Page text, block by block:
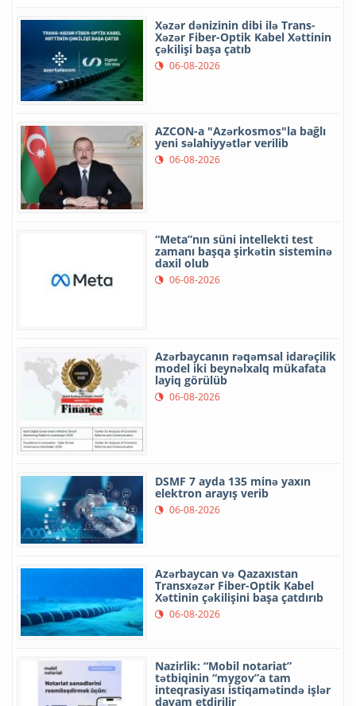
Xəzər dənizinin dibi ilə Trans-
Xəzər Fiber-Optik Kabel Xəttinin
çəkilişi başa çatıb
06-08-2026
AZCON-a "Azərkosmos"la bağlı
yeni səlahiyyətlər verilib
06-08-2026
“Meta”nın süni intellekti test
zamanı başqa şirkətin sisteminə
daxil olub
06-08-2026
Azərbaycanın rəqəmsal idarəçilik
model iki beynəlxalq mükafata
layiq görülüb
06-08-2026
DSMF 7 ayda 135 minə yaxın
elektron arayış verib
06-08-2026
Azərbaycan və Qazaxıstan
Transxəzər Fiber-Optik Kabel
Xəttinin çəkilişini başa çatdırıb
06-08-2026
Nazirlik: “Mobil notariat”
tətbiqinin “mygov”a tam
inteqrasiyası istiqamətində işlər
davam etdirilir